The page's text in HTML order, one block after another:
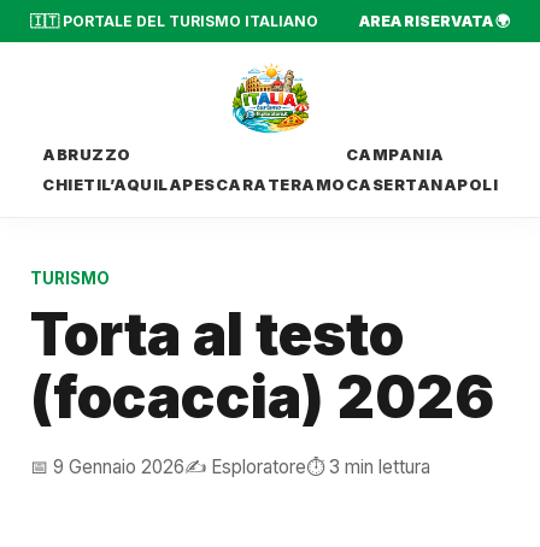
🇮🇹 PORTALE DEL TURISMO ITALIANO AREA RISERVATA 🌍
ABRUZZO
CHIETIL’AQUILAPESCARA TERAMO
CAMPANIA
CASERTANAPOLI
TURISMO
Torta al testo
(focaccia) 2026
📅 9 Gennaio 2026✍️ Esploratore⏱️ 3 min lettura